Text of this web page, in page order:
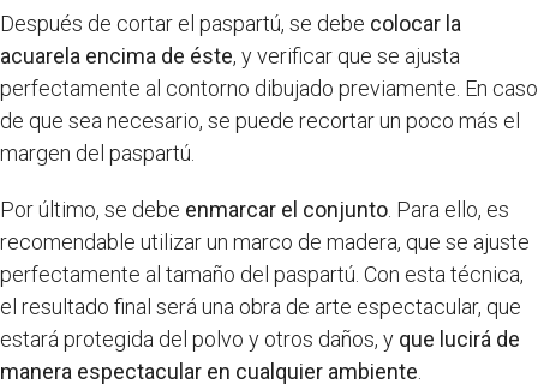
Después de cortar el paspartú, se debe colocar la
acuarela encima de éste, y verificar que se ajusta
perfectamente al contorno dibujado previamente. En caso
de que sea necesario, se puede recortar un poco más el
margen del paspartú.
Por último, se debe enmarcar el conjunto. Para ello, es
recomendable utilizar un marco de madera, que se ajuste
perfectamente al tamaño del paspartú. Con esta técnica,
el resultado final será una obra de arte espectacular, que
estará protegida del polvo y otros daños, y que lucirá de
manera espectacular en cualquier ambiente.